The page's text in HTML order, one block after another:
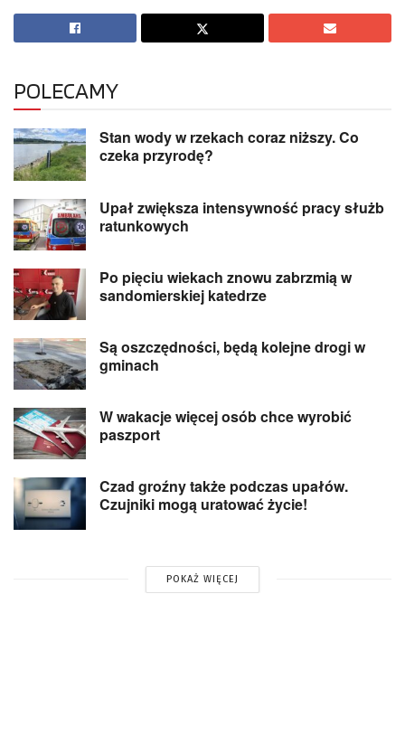
POLECAMY
Stan wody w rzekach coraz niższy. Co
czeka przyrodę?
Upał zwiększa intensywność pracy służb
ratunkowych
Po pięciu wiekach znowu zabrzmią w
sandomierskiej katedrze
Są oszczędności, będą kolejne drogi w
gminach
W wakacje więcej osób chce wyrobić
paszport
Czad groźny także podczas upałów.
Czujniki mogą uratować życie!
POKAŻ WIĘCEJ